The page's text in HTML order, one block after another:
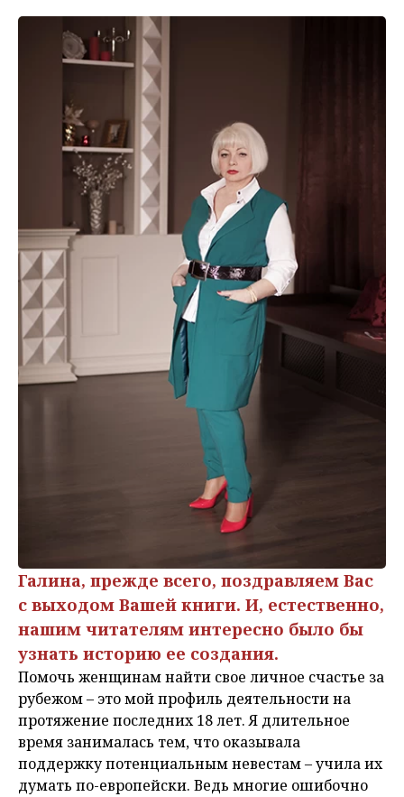
Галина, прежде всего, поздравляем Вас
с выходом Вашей книги. И, естественно,
нашим читателям интересно было бы
узнать историю ее создания.
Помочь женщинам найти свое личное счастье за
рубежом – это мой профиль деятельности на
протяжение последних 18 лет. Я длительное
время занималась тем, что оказывала
поддержку потенциальным невестам – учила их
думать по-европейски. Ведь многие ошибочно